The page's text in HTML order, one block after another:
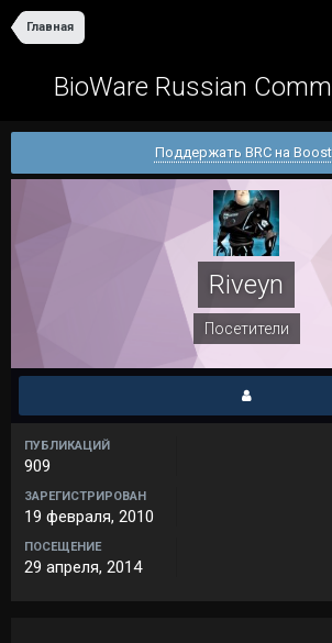
Главная
BioWare Russian
Поддержать BRC на
Riveyn
Посетители
ПУБЛИКАЦИЙ
909
ЗАРЕГИСТРИРОВАН
19 февраля, 2010
ПОСЕЩЕНИЕ
29 апреля, 2014